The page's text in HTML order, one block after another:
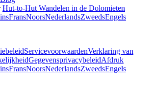
Hut-to-Hut Wandelen in de Dolomieten
FransNoorsNederlandsZweedsEngels
ServicevoorwaardenVerklaring van
GegevensprivacybeleidAfdruk
FransNoorsNederlandsZweedsEngels